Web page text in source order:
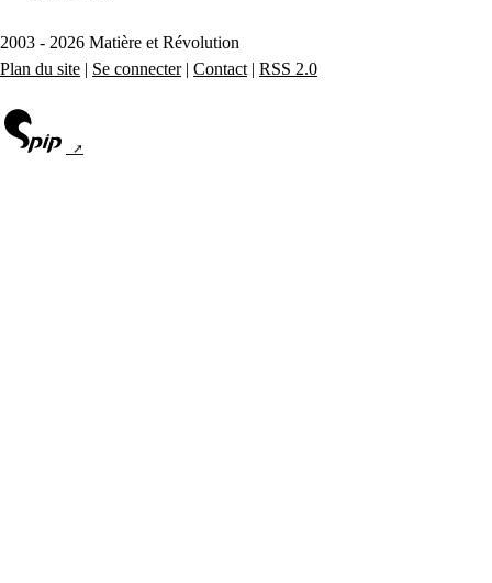
2003 - 2026 Matière et Révolution
Plan du site | Se connecter| Contact | RSS 2.0